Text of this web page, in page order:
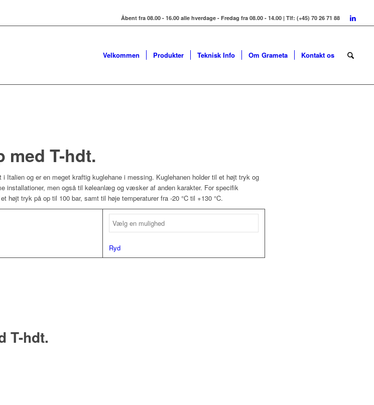
Åbent fra 08.00 - 16.00 alle hverdage - Fredag fra 08.00 - 14.00 | Tlf: (+45) 70 26 71 88
Velkommen Produkter Teknisk Info Om Grameta Kontakt os
med T-hdt.
Italien og er en meget kraftig kuglehane i messing. Kuglehanen holder til et højt tryk og
installationer, men også til køleanlæg og væsker af anden karakter. For specifik
højt tryk på op til 100 bar, samt til høje temperaturer fra -20 °C til +130 °C.
Ryd
T-hdt.